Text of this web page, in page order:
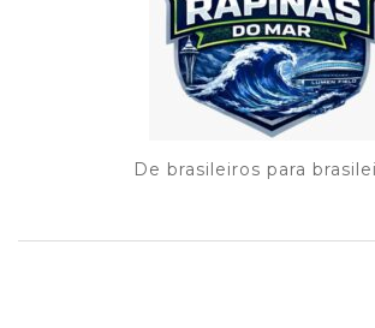
De brasileiros para